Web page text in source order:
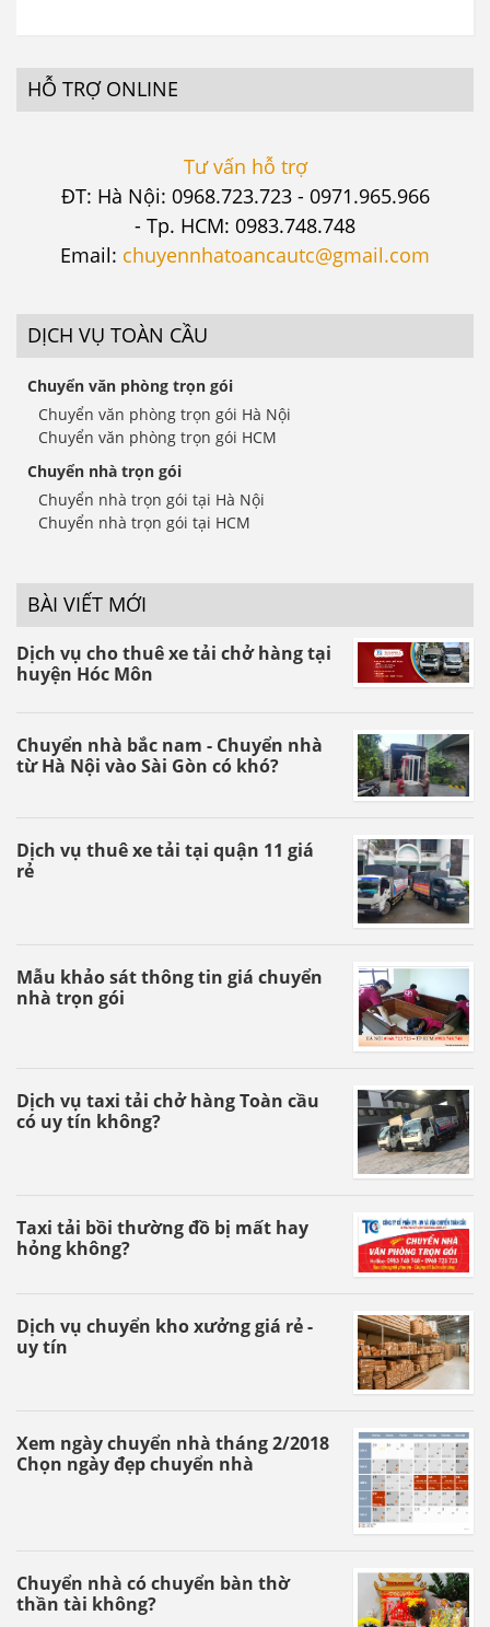
HỖ TRỢ ONLINE
Tư vấn hỗ trợ
ĐT: Hà Nội: 0968.723.723 - 0971.965.966
- Tp. HCM: 0983.748.748
Email: chuyennhatoancautc@gmail.com
DỊCH VỤ TOÀN CẦU
Chuyển văn phòng trọn gói
Chuyển văn phòng trọn gói Hà Nội
Chuyển văn phòng trọn gói HCM
Chuyển nhà trọn gói
Chuyển nhà trọn gói tại Hà Nội
Chuyển nhà trọn gói tại HCM
BÀI VIẾT MỚI
Dịch vụ cho thuê xe tải chở hàng tại
huyện Hóc Môn
Chuyển nhà bắc nam - Chuyển nhà
từ Hà Nội vào Sài Gòn có khó?
Dịch vụ thuê xe tải tại quận 11 giá
rẻ
Mẫu khảo sát thông tin giá chuyển
nhà trọn gói
Dịch vụ taxi tải chở hàng Toàn cầu
có uy tín không?
Taxi tải bồi thường đồ bị mất hay
hỏng không?
Dịch vụ chuyển kho xưởng giá rẻ -
uy tín
Xem ngày chuyển nhà tháng 2/2018
Chọn ngày đẹp chuyển nhà
Chuyển nhà có chuyển bàn thờ
thần tài không?